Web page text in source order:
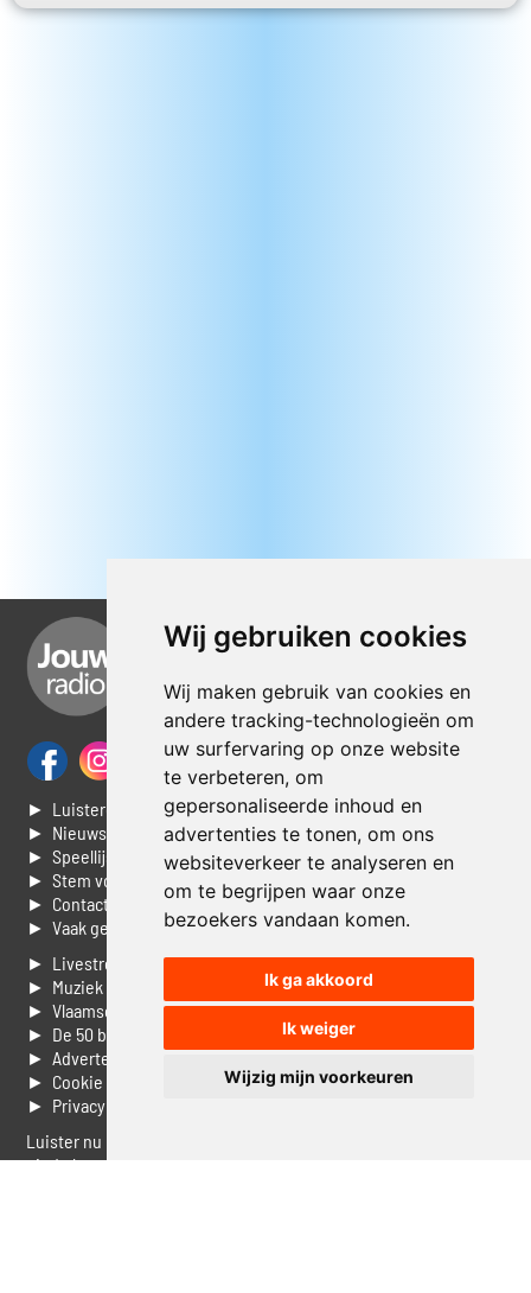
Wij gebruiken cookies
Wij maken gebruik van cookies en
andere tracking-technologieën om
uw surfervaring op onze website
te verbeteren, om
gepersonaliseerde inhoud en
advertenties te tonen, om ons
websiteverkeer te analyseren en
om te begrijpen waar onze
bezoekers vandaan komen.
Ik ga akkoord
Ik weiger
Wijzig mijn voorkeuren
► Luisteren naar Jouwradio
► Nieuws
► Speellijst
► Stem voor de Dag top 3
► Contacteer ons
► Vaak gestelde vragen
► Livestream informatie
► Muziek opzoeken
► Vlaamse 100 Aller tijden
► De 50 beste van...
► Adverteren op Jouwradio
► Cookie voorkeuren wijzigen
► Privacyinformatie
Luister nu naar Jouwradio! De beste Nederlandstalige muziek
uit de lage landen hoor je hier al 20 jaar. In digitale kwaliteit op je